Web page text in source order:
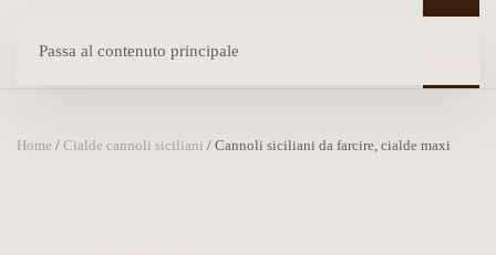
Passa al contenuto principale
Home / Cialde cannoli siciliani / Cannoli siciliani da farcire, cialde maxi